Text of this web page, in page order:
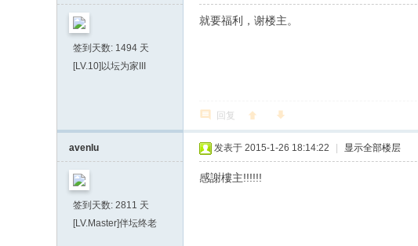
签到天数: 1494 天
[LV.10]以坛为家III
就要福利，谢楼主。
回复
avenlu
签到天数: 2811 天
[LV.Master]伴坛终老
发表于 2015-1-26 18:14:22 显示全部楼层
感謝樓主!!!!!!